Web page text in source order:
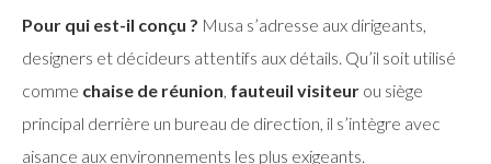
Pour qui est-il conçu ? Musa s’adresse aux dirigeants,
designers et décideurs attentifs aux détails. Qu’il soit utilisé
comme chaise de réunion fauteuil visiteur ou siège
principal derrière un bureau de direction, il s’intègre avec
aisance aux environnements les plus exigeants.